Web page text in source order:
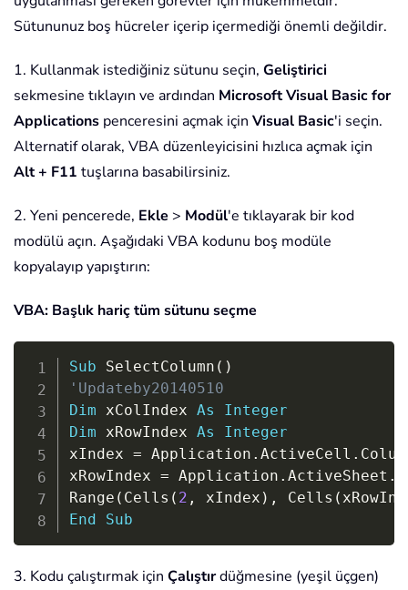
Sütununuz boş hücreler içerip içermediği önemli değildir.
1. Kullanmak istediğiniz sütunu seçin, Geliştirici
sekmesine tıklayın ve ardından Microsoft Visual Basic for
Applications penceresini açmak için Visual Basic'i seçin.
Alternatif olarak, VBA düzenleyicisini hızlıca açmak için
Alt + F11 tuşlarına basabilirsiniz.
2. Yeni pencerede, Ekle > Modül'e tıklayarak bir kod
modülü açın. Aşağıdaki VBA kodunu boş modüle
kopyalayıp yapıştırın:
VBA: Başlık hariç tüm sütunu seçme
Sub SelectColumn ( )
'Updateby20140510
Dim xColIndex As
Integer
Dim xRowIndex As
Integer
xIndex = Application . ActiveCell .
xRowIndex = Application . ActiveSheet .
Range ( Cells ( 2 , xIndex ) , Cells (
End
Sub
3. Kodu çalıştırmak için Çalıştırdüğmesine (yeşil üçgen)